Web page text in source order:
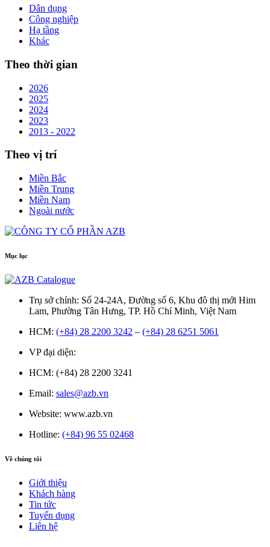
Dân dụng
Công nghiệp
Hạ tầng
Khác
Theo thời gian
2026
2025
2024
2023
2013 - 2022
Theo vị trí
Miền Bắc
Miền Trung
Miền Nam
Ngoài nước
Mục lục
Trụ sở chính: Số 24-24A, Đường số 6, Khu đô thị mới Him
Lam, Phường Tân Hưng, TP. Hồ Chí Minh, Việt Nam
HCM: (+84) 28 2200 3242 – (+84) 28 6251 5061
VP đại diện:
HCM: (+84) 28 2200 3241
Email: sales@azb.vn
Website: www.azb.vn
Hotline: (+84) 96 55 02468
Về chúng tôi
Giới thiệu
Khách hàng
Tin tức
Tuyển dụng
Liên hệ